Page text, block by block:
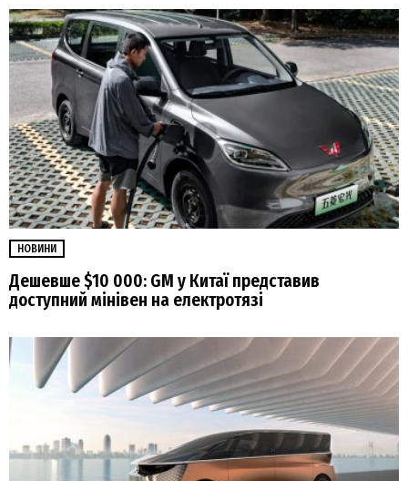
НОВИНИ
Дешевше $10 000: GM у Китаї представив
доступний мінівен на електротязі